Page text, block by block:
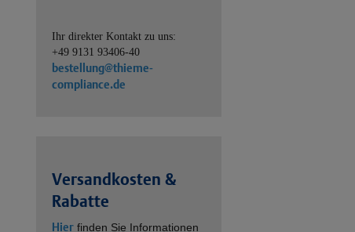
Ihr direkter Kontakt zu uns:
+49 9131 93406-40
bestellung@thieme-
compliance.de
Versandkosten &
Rabatte
Hier finden Sie Informationen